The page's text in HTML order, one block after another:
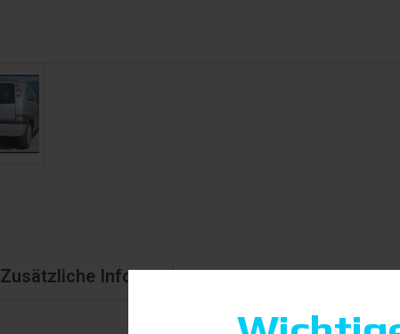
Zusätzliche Informationen